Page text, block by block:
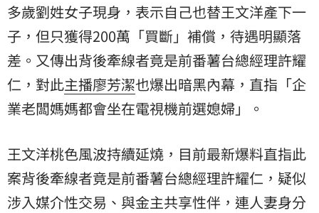
多歲劉姓女子現身，表示自己也替王文洋產下一
子，但只獲得200萬「買斷」補償，待遇明顯落
差。又傳出背後牽線者竟是前番薯台總經理許耀
仁 ，對此主播廖芳潔也爆出暗黑內幕，直指「企
業老闆媽媽都會坐在電視機前選媳婦」。
王文洋桃色風波持續延燒，目前最新爆料直指此
案背後牽線者竟是前番薯台總經理許耀仁，疑似
涉入媒介性交易、與金主共享性伴，連人妻身分